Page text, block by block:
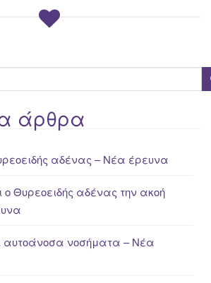
άρθρα
αδένας – Νέα έρευνα
Θυρεοειδής αδένας την ακοή
αυτοάνοσα νοσήματα – Νέα